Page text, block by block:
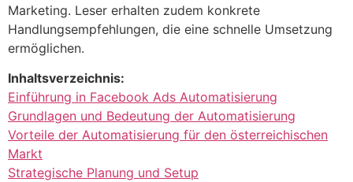
Marketing. Leser erhalten zudem konkrete
Handlungsempfehlungen, die eine schnelle Umsetzung
ermöglichen.
Inhaltsverzeichnis:
Einführung in Facebook Ads Automatisierung
Grundlagen und Bedeutung der Automatisierung
Vorteile der Automatisierung für den österreichischen
Markt
Strategische Planung und Setup